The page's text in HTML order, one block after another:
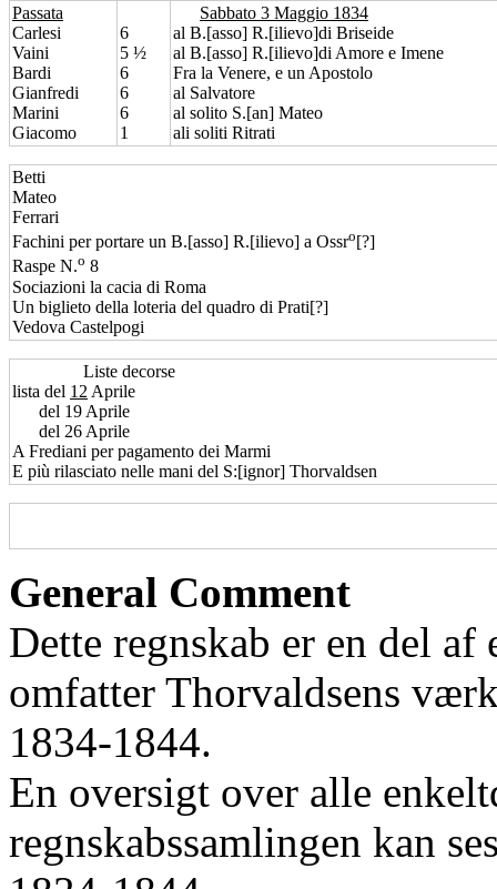
Passata
Carlesi
Vaini
Bardi
Gianfredi
Marini
Giacomo
6
5 ½
6
6
6
1
Sabbato 3 Maggio 1834
al B.[asso] R.[ilievo]di Briseide
al B.[asso] R.[ilievo]di Amore e Imene
Fra la Venere, e un Apostolo
al Salvatore
al solito S.[an] Mateo
ali soliti Ritrati
Betti
Mateo
Ferrari
Fachini per portare un B.[asso] R.[ilievo] a Ossro[?]
Raspe N.o 8
Sociazioni la cacia di Roma
Un biglieto della loteria del quadro di Prati[?]
Vedova Castelpogi
Liste decorse
lista del 12 Aprile
del 19 Aprile
del 26 Aprile
A Frediani per pagamento dei Marmi
E più rilasciato nelle mani del S:[ignor] Thorvaldsen
General Comment
Dette regnskab er en del af
omfatter Thorvaldsens
1834-1844.
En oversigt over alle
regnskabssamlingen kan